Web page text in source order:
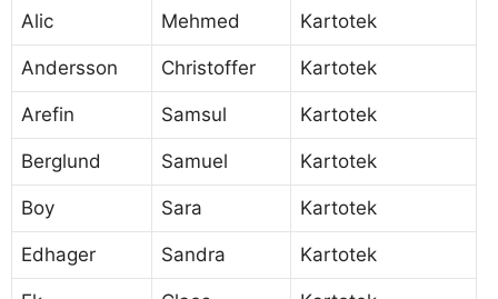
Alic Mehmed Kartotek
Andersson Christoffer Kartotek
Arefin Samsul Kartotek
Berglund Samuel Kartotek
Boy Sara Kartotek
Edhager Sandra Kartotek